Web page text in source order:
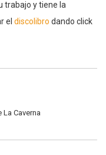
trabajo y tiene la
el discolibro dando click
Caverna